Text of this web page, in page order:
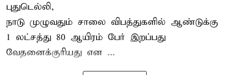
புதுடெல்லி,
நாடு முழுவதும் சாலை விபத்துகளில் ஆண்டுக்கு
1 லட்சத்து 80 ஆயிரம் பேர் இறப்பது
வேதனைக்குரியது என ...